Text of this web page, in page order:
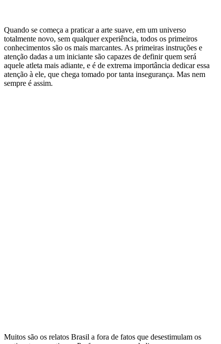
Quando se começa a praticar a arte suave, em um universo
totalmente novo, sem qualquer experiência, todos os primeiros
conhecimentos são os mais marcantes. As primeiras instruções e
atenção dadas a um iniciante são capazes de definir quem será
aquele atleta mais adiante, e é de extrema importância dedicar essa
atenção à ele, que chega tomado por tanta insegurança. Mas nem
sempre é assim.
Muitos são os relatos Brasil a fora de fatos que desestimulam os